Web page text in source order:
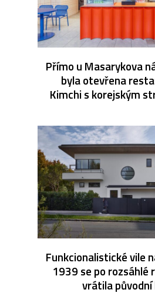
Přímo u Masarykova
byla otevřena
Kimchi s korejským
Funkcionalistické vile
1939 se po rozsáhlé
vrátila